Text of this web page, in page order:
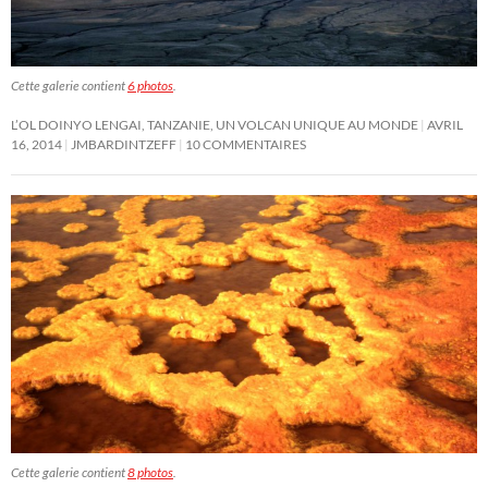
Cette galerie contient6 photos.
L’OL DOINYO LENGAI, TANZANIE, UN VOLCAN UNIQUE AU MONDE AVRIL
16, 2014 JMBARDINTZEFF 10 COMMENTAIRES
Cette galerie contient8 photos.